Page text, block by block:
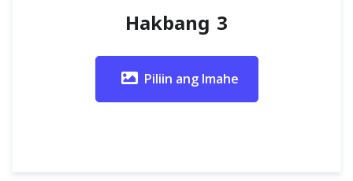
Hakbang 3
Piliin ang Imahe